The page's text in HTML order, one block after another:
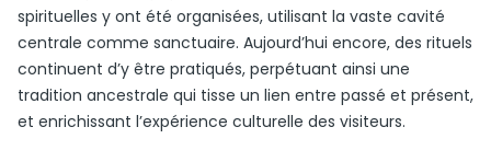
spirituelles y ont été organisées, utilisant la vaste cavité
centrale comme sanctuaire. Aujourd’hui encore, des rituels
continuent d’y être pratiqués, perpétuant ainsi une
tradition ancestrale qui tisse un lien entre passé et présent,
et enrichissant l’expérience culturelle des visiteurs.